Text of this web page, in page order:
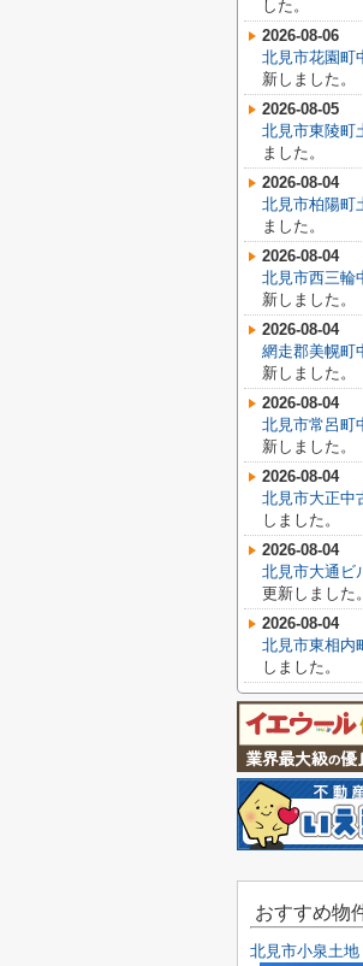
した。
2026-08-06
北見市花園町
新しました。
2026-08-05
北見市東陵町
ました。
2026-08-04
北見市柏陽町
ました。
2026-08-04
北見市西三輪
新しました。
2026-08-04
網走郡美幌町
新しました。
2026-08-04
北見市常呂町
新しました。
2026-08-04
北見市大正中
しました。
2026-08-04
北見市大通ビ
更新しました。
2026-08-04
北見市東相内
しました。
おすすめ物
北見市小泉土地